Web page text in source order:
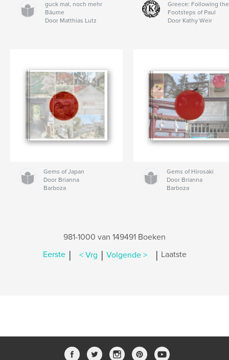
guck mal, noch mehr
Bäume
Door Matthias Lutz
Greece: Following the
Footsteps of Paul
Door Kathy Weir
Gems of Japan
Door Brianna
Barboza
Gems of Hirosaki
Door Brianna
Barboza
981-1000 van 149491 Boeken
Eerste | < Vrg | Volgende > | Laatste